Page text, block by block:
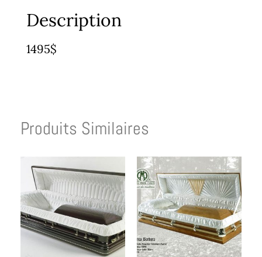
Description
1495$
Produits Similaires